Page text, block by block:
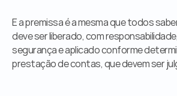
E a premissa é a mesma que todos
deve ser liberado, com
segurança e aplicado conforme
prestação de contas, que devem ser